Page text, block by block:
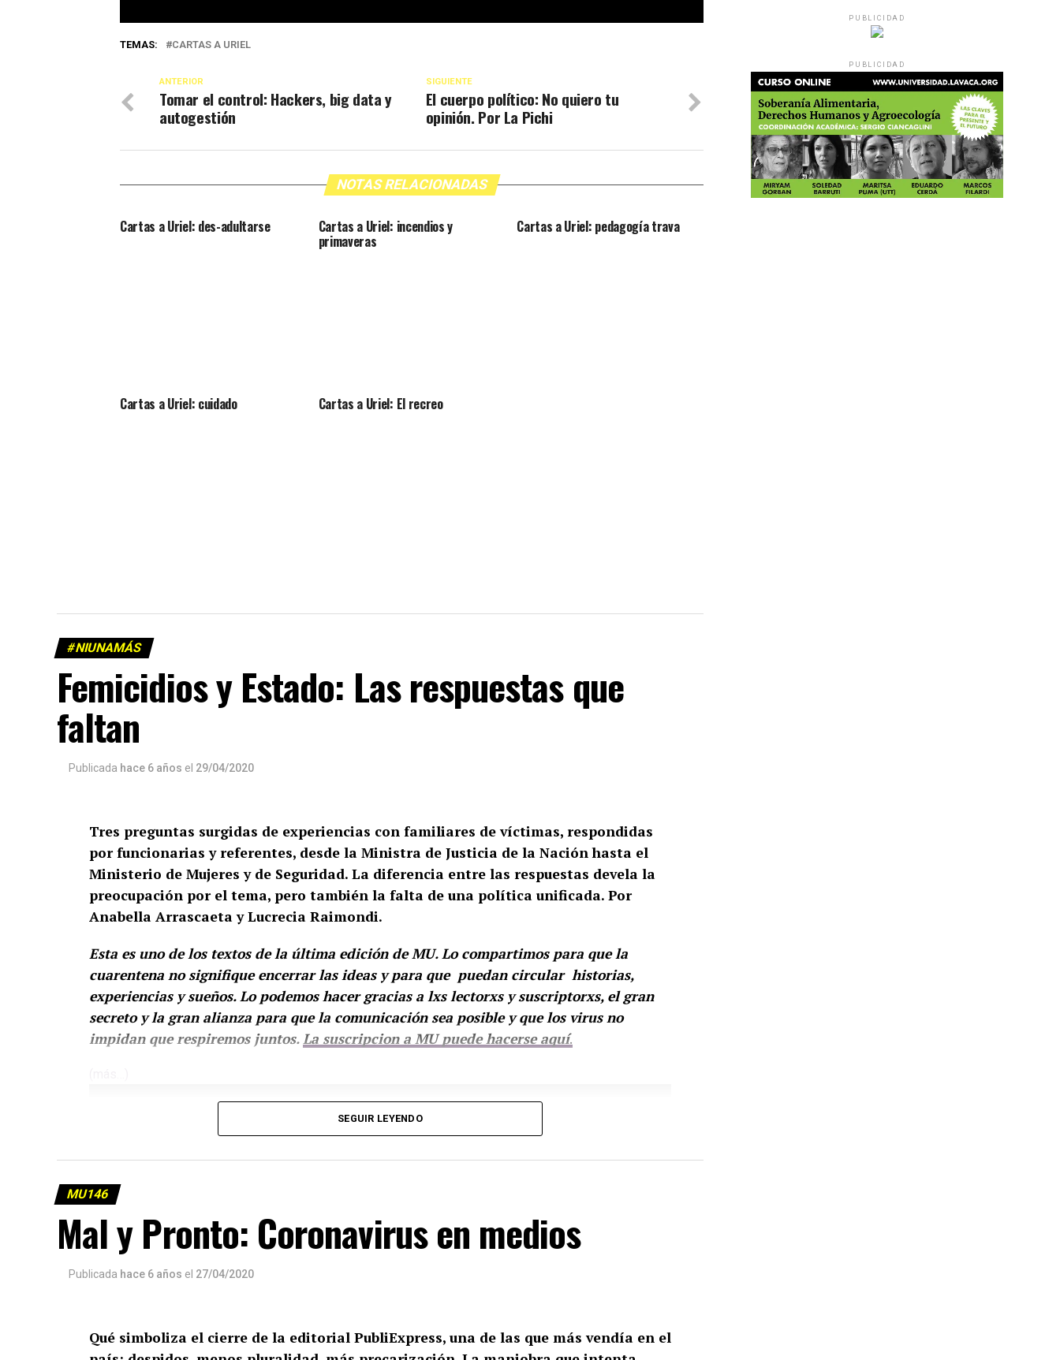
TEMAS: CARTAS A URIEL
SIGUIENTE
El cuerpo político: No quiero tu
opinión. Por La Pichi
ANTERIOR
Tomar el control: Hackers, big data y
autogestión
NOTAS RELACIONADAS
Cartas a Uriel: des-adultarse Cartas a Uriel: incendios y
primaveras
Cartas a Uriel: pedagogía trava
Cartas a Uriel: cuidado Cartas a Uriel: El recreo
#NIUNAMÁS
Femicidios y Estado: Las respuestas que
faltan
Publicada hace 6 años el 29/04/2020
Tres preguntas surgidas de experiencias con familiares de víctimas, respondidas
por funcionarias y referentes, desde la Ministra de Justicia de la Nación hasta el
Ministerio de Mujeres y de Seguridad. La diferencia entre las respuestas devela la
preocupación por el tema, pero también la falta de una política unificada. Por
Anabella Arrascaeta y Lucrecia Raimondi.
Esta es uno de los textos de la última edición de MU. Lo compartimos para que la
cuarentena no signifique encerrar las ideas y para que puedan circular historias,
experiencias y sueños. Lo podemos hacer gracias a lxs lectorxs y suscriptorxs, el gran
secreto y la gran alianza para que la comunicación sea posible y que los virus no
impidan que respiremos juntos.La suscripcion a MU puede hacerse aquí.
SEGUIR LEYENDO
MU146
Mal y Pronto: Coronavirus en medios
Publicada hace 6 años el 27/04/2020
Qué simboliza el cierre de la editorial PubliExpress, una de las que más vendía en el
PUBLICIDAD
PUBLICIDAD